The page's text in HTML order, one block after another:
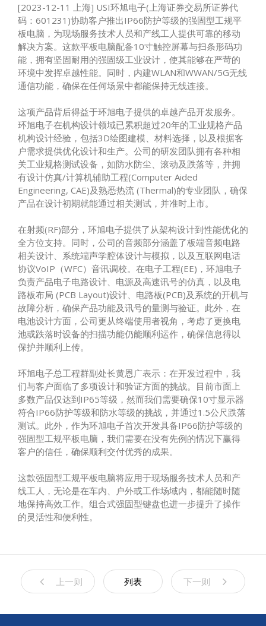
[2023-12-11 上海] USI环旭电子(上海证券交易所证券代
码：601231)协助客户推出IP66防护等级的强固型工规平
板电脑，为现场服务技术人员和产线工人提供可靠的移动
解决方案。这款平板电脑配备10寸触控屏幕与扫条形码功
能，拥有坚固耐用的强固级工业设计，使其能够在严苛的
环境中发挥卓越性能。同时，内建WLAN和WWAN/5G无线
通信功能，确保在任何场景中都能保持无线连接。
这项产品背后得益于环旭电子提供的卓越产品开发服务。
环旭电子在机构设计领域已累积超过20年的工业规格产品
机构设计经验，包括3D绘图建模、材料选择，以及根据客
户需求提供优化设计和生产。公司的研发团队拥有各种相
关工业规格测试设备，如防水防尘、滚动及跌落等，并拥
有设计仿真/计算机辅助工程(Computer Aided
Engineering, CAE)及熟悉热流 (Thermal)的专业团队，确保
产品在设计初期就能通过相关测试，并准时上市。
在射频(RF)部分，环旭电子提供了从架构设计到性能优化的
全方位支持。同时，公司的音频部分涵盖了板端音频电路
相关设计、系统端声学腔体设计与模拟，以及互联网电话
协议VoIP（WFC）音讯调校。在电子工程(EE)，环旭电子
负责产品电子电路设计、电源及高速讯号的仿真，以及电
路板布局 (PCB Layout)设计、电路板(PCB)及系统的开机与
故障分析，确保产品功能及讯号的量测与验证。此外，在
电池设计方面，公司更从终端使用者视角，考虑了更换电
池或跌落时设备的扫描功能仍能顺利运作，确保信息得以
保护并顺利上传。
环旭电子总工程群副处长黄恩广表示：在开发过程中，我
们与客户面临了多项设计和验证方面的挑战。目前市面上
多数产品仅达到IP65等级，然而我们需要确保10寸显示器
符合IP66防护等级和防水等级的挑战，并通过1.5公尺跌落
测试。此外，作为环旭电子首次开发具备IP66防护等级的
强固型工规平板电脑，我们需要在没有先例的情况下赢得
客户的信任，确保顺利交付优秀的成果。
这款强固型工规平板电脑将应用于现场服务技术人员和产
线工人，无论是在车内、户外或工作场域内，都能随时随
地保持高效工作。组合式强固型键盘也进一步提升了操作
的灵活性和便利性。
上一则 列表 下一则